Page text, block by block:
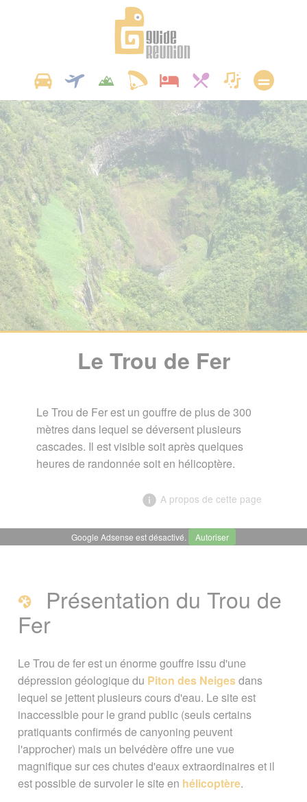
Le Trou de Fer
Le Trou de Fer est un gouffre de plus de 300
mètres dans lequel se déversent plusieurs
cascades. Il est visible soit après quelques
heures de randonnée soit en hélicoptère.
A propos de cette page
Le trou de fer
monde
Photos Situation Carte
En lien avec le Trou de Fer
Page créée le 07 juillet 2010. Dernière
Google Adsense est désactivé. Autoriser
Présentation du Trou de
Fer
Le Trou de fer est un énorme gouffre issu d'une
dépression géologique du Piton des Neigesdans
lequel se jettent plusieurs cours d'eau. Le site est
inaccessible pour le grand public (seuls certains
pratiquants confirmés de canyoning peuvent
l'approcher) mais un belvédère offre une vue
magnifique sur ces chutes d'eaux extraordinaires et il
est possible de survoler le site en hélicoptère.
Panneau de gestion des cookies